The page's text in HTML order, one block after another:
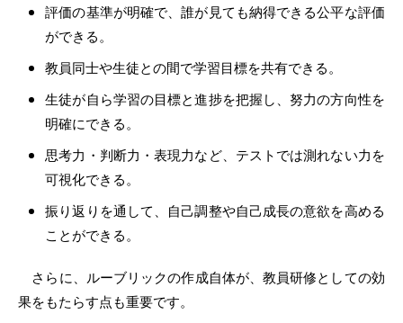
評価の基準が明確で、誰が見ても納得できる公平な評価
ができる。
教員同士や生徒との間で学習目標を共有できる。
生徒が自ら学習の目標と進捗を把握し、努力の方向性を
明確にできる。
思考力・判断力・表現力など、テストでは測れない力を
可視化できる。
振り返りを通して、自己調整や自己成長の意欲を高める
ことができる。
さらに、ルーブリックの作成自体が、教員研修としての効
果をもたらす点も重要です。